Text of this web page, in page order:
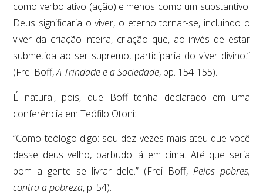
como verbo ativo (ação) e menos como um substantivo.
Deus significaria o viver, o eterno tornar-se, incluindo o
viver da criação inteira, criação que, ao invés de estar
submetida ao ser supremo, participaria do viver divino.”
(Frei Boff,A Trindade e a Sociedade, pp. 154-155).
É natural, pois, que Boff tenha declarado em uma
conferência em Teófilo Otoni:
“Como teólogo digo: sou dez vezes mais ateu que você
desse deus velho, barbudo lá em cima. Até que seria
bom a gente se livrar dele.” (Frei Boff, Pelos pobres,
contra a pobreza, p. 54).